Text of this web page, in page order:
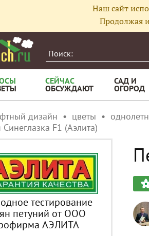
Наш сайт
Продолжая
СЕЙЧАС
ОБСУЖДАЮТ
САД И
ОГОРОД
дизайн цветы
Синеглазка F1 (Аэлита)
тестирование
петуний от ООО
АЭЛИТА